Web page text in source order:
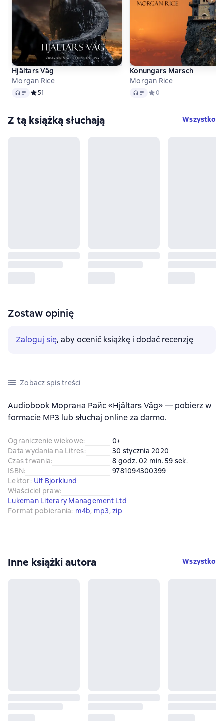
Hjältars Väg
Morgan Rice
Audio Средний рейтинг 5 на основе 1 оценок
51
Konungars Marsch
Morgan Rice
Audio Средний рейтинг 0 на
0
Z tą książką słuchają Wszystko
Zostaw opinię
Zaloguj się, aby ocenić książkę i dodać recenzję
Zobacz spis treści
Audiobook Моргана Райс «Hjältars Väg» — pobierz w
formacie MP3 lub słuchaj online za darmo.
Ograniczenie wiekowe:
0+
Data wydania na Litres:
30 stycznia 2020
Czas trwania:
8 godz. 02 min. 59 sek.
ISBN:
9781094300399
Lektor: Ulf Bjorklund
Właściciel praw:
Lukeman Literary Management Ltd
Format pobierania: m4b, mp3, zip
Inne książki autora Wszystko